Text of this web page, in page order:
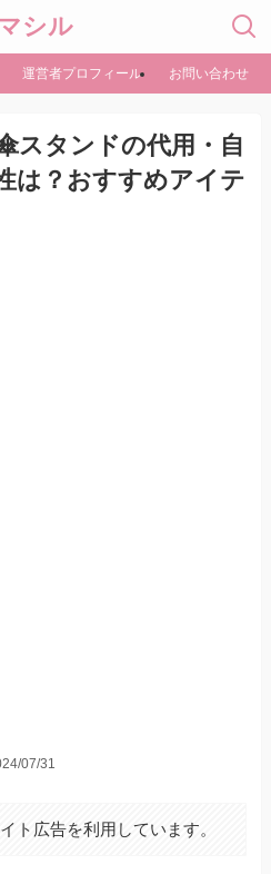
シル
運営者プロフィール お問い合わせ
スタンドの代用・自
は？おすすめアイテ
07/31
ト広告を利用しています。